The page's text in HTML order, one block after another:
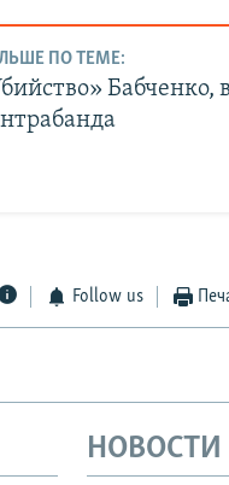
ПО ТЕМЕ:
Бабченко,
Follow us
НОВОСТИ